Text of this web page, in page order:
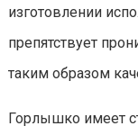
изготовлении
препятствует
таким образом
Горлышко имеет